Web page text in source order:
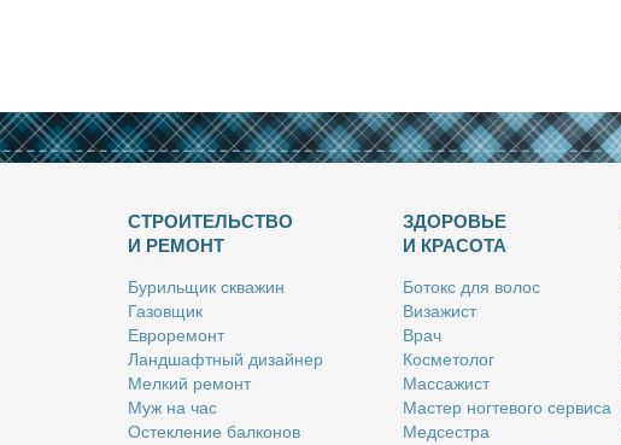
СТРОИТЕЛЬСТВО
И РЕМОНТ
Бу­риль­щик сква­жин
Га­зов­щик
Ев­ро­ре­монт
Ланд­шафт­ный ди­зай­нер
Мел­кий ре­монт
Муж на час
Остек­ле­ние бал­ко­нов
ЗДОРОВЬЕ
И КРАСОТА
Бо­токс для во­лос
Ви­за­жист
Врач
Кос­ме­то­лог
Мас­са­жист
Ма­стер ног­те­во­го сер­ви­са
Мед­сест­ра